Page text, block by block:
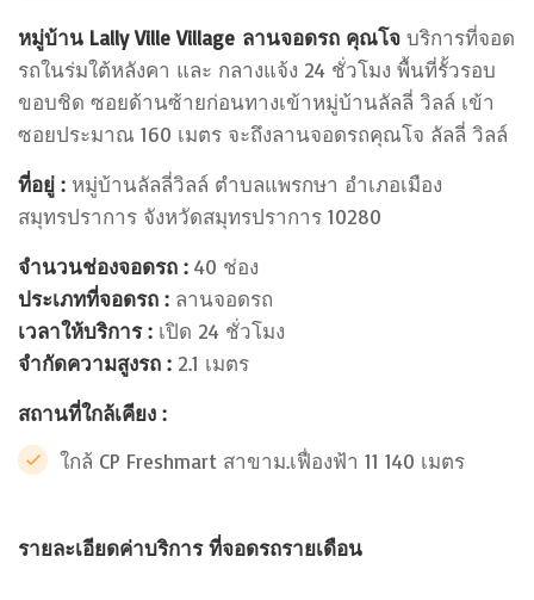
หมู่บ้าน Lally Ville Village ลานจอดรถ คุณโจ บริการที่จอด
รถในร่มใต้หลังคา และ กลางแจ้ง 24 ชั่วโมง พื้นที่รั้วรอบ
ขอบชิด ซอยด้านซ้ายก่อนทางเข้าหมู่บ้านลัลลี่ วิลล์ เข้า
ซอยประมาณ 160 เมตร จะถึงลานจอดรถคุณโจ ลัลลี่ วิลล์
ที่อยู่ : หมู่บ้านลัลลี่วิลล์ ตำบลแพรกษา อำเภอเมือง
สมุทรปราการ จังหวัดสมุทรปราการ 10280
จำนวนช่องจอดรถ : 40 ช่อง
ประเภทที่จอดรถ : ลานจอดรถ
เวลาให้บริการ : เปิด 24 ชั่วโมง
จำกัดความสูงรถ : 2.1 เมตร
สถานที่ใกล้เคียง :
ใกล้ CP Freshmart สาขาม.เฟื่องฟ้า 11 140 เมตร
รายละเอียดค่าบริการ ที่จอดรถรายเดือน